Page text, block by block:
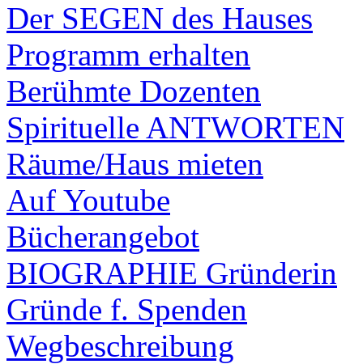
Der SEGEN des Hauses
Programm erhalten
Berühmte Dozenten
Spirituelle ANTWORTEN
Räume/Haus mieten
Auf Youtube
Bücherangebot
BIOGRAPHIE Gründerin
Gründe f. Spenden
Wegbeschreibung